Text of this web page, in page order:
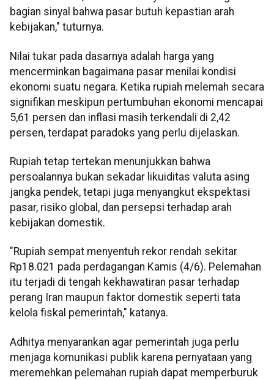
bagian sinyal bahwa pasar butuh kepastian arah
kebijakan," tuturnya.
Nilai tukar pada dasarnya adalah harga yang
mencerminkan bagaimana pasar menilai kondisi
ekonomi suatu negara. Ketika rupiah melemah secara
signifikan meskipun pertumbuhan ekonomi mencapai
5,61 persen dan inflasi masih terkendali di 2,42
persen, terdapat paradoks yang perlu dijelaskan.
Rupiah tetap tertekan menunjukkan bahwa
persoalannya bukan sekadar likuiditas valuta asing
jangka pendek, tetapi juga menyangkut ekspektasi
pasar, risiko global, dan persepsi terhadap arah
kebijakan domestik.
"Rupiah sempat menyentuh rekor rendah sekitar
Rp18.021 pada perdagangan Kamis (4/6). Pelemahan
itu terjadi di tengah kekhawatiran pasar terhadap
perang Iran maupun faktor domestik seperti tata
kelola fiskal pemerintah," katanya.
Adhitya menyarankan agar pemerintah juga perlu
menjaga komunikasi publik karena pernyataan yang
meremehkan pelemahan rupiah dapat memperburuk